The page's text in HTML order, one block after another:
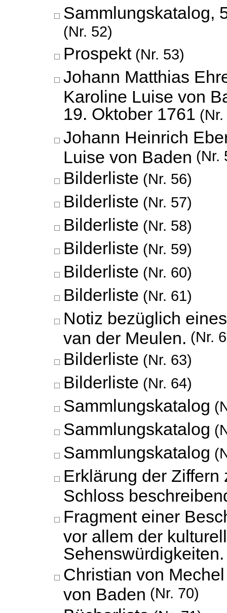
Sammlungskatalog,
(Nr. 52)
Prospekt(Nr. 53)
Johann Matthias
Karoline Luise von
19. Oktober 1761
Johann Heinrich
Luise von Baden (Nr.
Bilderliste (Nr. 56)
Bilderliste (Nr. 57)
Bilderliste (Nr. 58)
Bilderliste (Nr. 59)
Bilderliste (Nr. 60)
Bilderliste (Nr. 61)
Notiz bezüglich
van der Meulen. (Nr.
Bilderliste (Nr. 63)
Bilderliste (Nr. 64)
Sammlungskatalog
Sammlungskatalog
Sammlungskatalog
Erklärung der
Schloss
Fragment einer
vor allem der
Sehenswürdigkeiten.
Christian von
von Baden (Nr. 70)